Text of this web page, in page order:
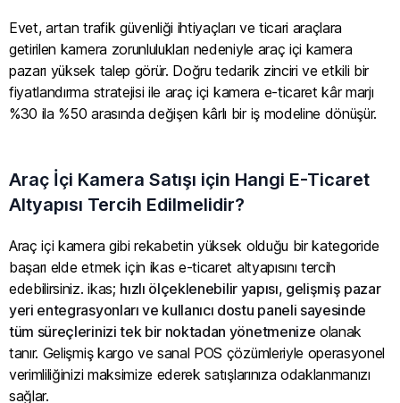
Evet, artan trafik güvenliği ihtiyaçları ve ticari araçlara
getirilen kamera zorunlulukları nedeniyle araç içi kamera
pazarı yüksek talep görür. Doğru tedarik zinciri ve etkili bir
fiyatlandırma stratejisi ile araç içi kamera e-ticaret kâr marjı
%30 ila %50 arasında değişen kârlı bir iş modeline dönüşür.
Araç İçi Kamera Satışı için Hangi E-Ticaret
Altyapısı Tercih Edilmelidir?
Araç içi kamera gibi rekabetin yüksek olduğu bir kategoride
başarı elde etmek için ikas e-ticaret altyapısını tercih
edebilirsiniz. ikas; hızlı ölçeklenebilir yapısı, gelişmiş pazar
yeri entegrasyonları ve kullanıcı dostu paneli sayesinde
tüm süreçlerinizi tek bir noktadan yönetmenize olanak
tanır. Gelişmiş kargo ve sanal POS çözümleriyle operasyonel
verimliliğinizi maksimize ederek satışlarınıza odaklanmanızı
sağlar.